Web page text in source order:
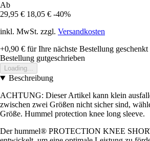
Ab
29,95 € 18,05 € -40%
inkl. MwSt. zzgl. Versandkosten
+0,90 € für Ihre nächste Bestellung geschenkt
Bestellung gutgeschrieben
Loading...
Beschreibung
ACHTUNG: Dieser Artikel kann klein
zwischen zwei Größen nicht sicher sind,
Größe. Hummel protection knee long sleeve.
Der hummel® PROTECTION KNEE